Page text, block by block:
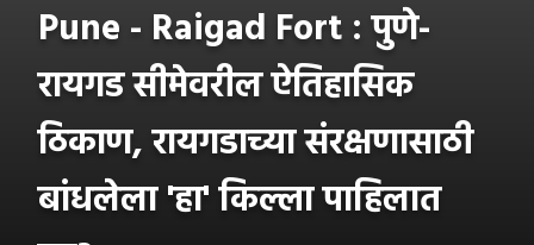
Pune - Raigad Fort : पुणे-
रायगड सीमेवरील ऐतिहासिक
ठिकाण, रायगडाच्या संरक्षणासाठी
बांधलेला 'हा' किल्ला पाहिलात